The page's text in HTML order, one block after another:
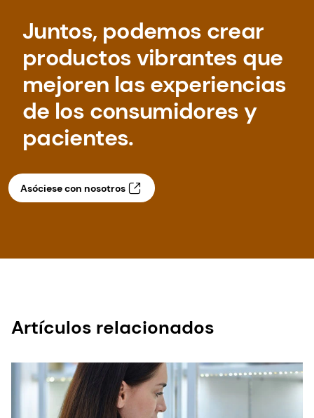
Juntos, podemos crear
productos vibrantes que
mejoren las experiencias
de los consumidores y
pacientes.
Asóciese con nosotros
Artículos relacionados